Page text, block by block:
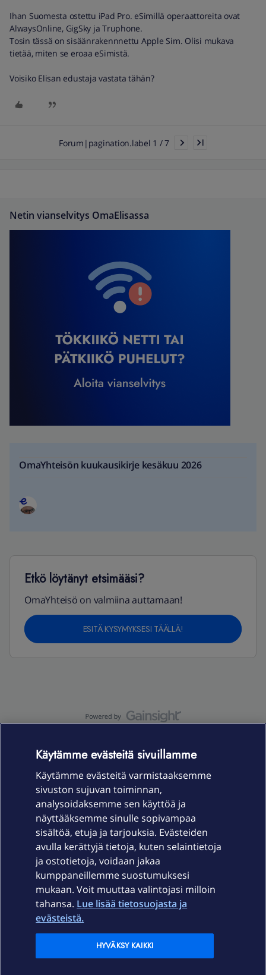
Ihan Suomesta ostettu iPad Pro. eSimillä operaattoreita ovat
AlwaysOnline, GigSky ja Truphone.
Tosin tässä on sisäänrakennnettu Apple Sim. Olisi mukava
tietää, miten se eroaa eSimistä.
Voisiko Elisan edustaja vastata tähän?
Forum|pagination.label 1 / 7
Netin vianselvitys OmaElisassa
OmaYhteisön kuukausikirje kesäkuu 2026
Etkö löytänyt etsimääsi?
OmaYhteisö on valmiina auttamaan!
ESITÄ KYSYMYKSESI TÄÄLLÄ!
Laitteet & liittymät
Palvelut
Ajankohtaista
Elisa Oyj
Käytämme evästeitä sivuillamme
Käytämme evästeitä varmistaaksemme
sivuston sujuvan toiminnan,
analysoidaksemme sen käyttöä ja
näyttääksemme sinulle sopivampaa
sisältöä, etuja ja tarjouksia. Evästeiden
avulla kerättyjä tietoja, kuten selaintietoja
ja ostotietoja, voidaan jakaa
kumppaneillemme suostumuksesi
mukaan. Voit muuttaa valintojasi milloin
tahansa. Lue lisää tietosuojasta ja
evästeistä.
HYVÄKSY KAIKKI